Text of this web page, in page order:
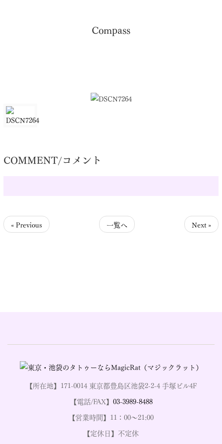
Compass
COMMENT/コメント
« Previous 一覧へ Next »
【所在地】171-0014 東京都豊島区池袋2-2-4 手塚ビル4F
【電話/FAX】 03-3989-8488
【営業時間】11：00～21:00
【定休日】不定休